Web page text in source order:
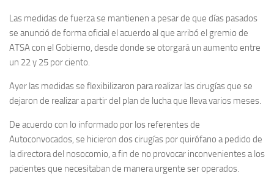
Las medidas de fuerza se mantienen a pesar de que días pasados
se anunció de forma oficial el acuerdo al que arribó el gremio de
ATSA con el Gobierno, desde donde se otorgará un aumento entre
un 22 y 25 por ciento.
Ayer las medidas se flexibilizaron para realizar las cirugías que se
dejaron de realizar a partir del plan de lucha que lleva varios meses.
De acuerdo con lo informado por los referentes de
Autoconvocados, se hicieron dos cirugías por quirófano a pedido de
la directora del nosocomio, a fin de no provocar inconvenientes a los
pacientes que necesitaban de manera urgente ser operados.